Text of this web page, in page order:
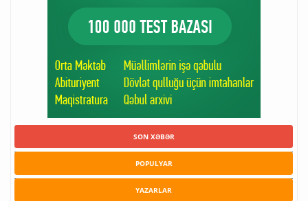
SON XƏBƏR
POPULYAR
YAZARLAR